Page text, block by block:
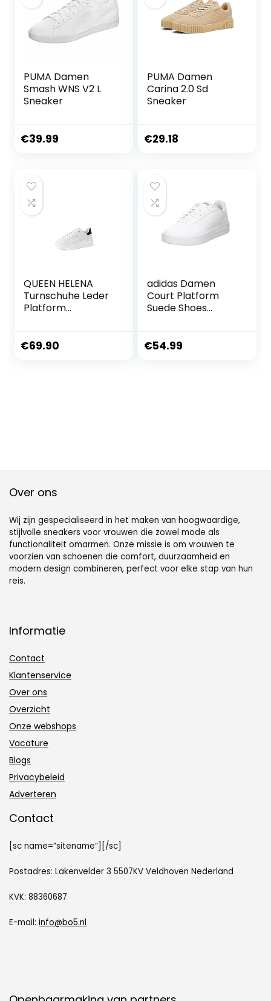
PUMA Damen
Smash WNS V2 L
Sneaker
€39.99
PUMA Damen
Carina 2.0 Sd
Sneaker
€29.18
QUEEN HELENA
Turnschuhe Leder
Platform
€69.90
adidas Damen
Court Platform
Suede Shoes
€54.99
Over ons
Wij zijn gespecialiseerd in het maken van hoogwaardige,
stijlvolle sneakers voor vrouwen die zowel mode als
functionaliteit omarmen. Onze missie is om vrouwen te
voorzien van schoenen die comfort, duurzaamheid en
modern design combineren, perfect voor elke stap van hun
reis.
Informatie
Contact
Klantenservice
Over ons
Overzicht
Onze webshops
Vacature
Blogs
Privacybeleid
Adverteren
Contact
[sc name=”sitename”][/sc]
Postadres: Lakenvelder 3 5507KV Veldhoven Nederland
KVK: 88360687
E-mail: info@bo5.nl